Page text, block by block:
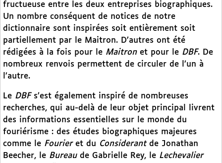
fructueuse entre les deux entreprises biographiques.
Un nombre conséquent de notices de notre
dictionnaire sont inspirées soit entièrement soit
partiellement par le Maitron. D’autres ont été
rédigées à la fois pour le Maitronet pour le DBF. De
nombreux renvois permettent de circuler de l’un à
l’autre.
Le DBFs’est également inspiré de nombreuses
recherches, qui au-delà de leur objet principal livrent
des informations essentielles sur le monde du
fouriérisme : des études biographiques majeures
comme le Fourieret du Considerantde Jonathan
Beecher, le Bureaude Gabrielle Rey, le Lechevalier